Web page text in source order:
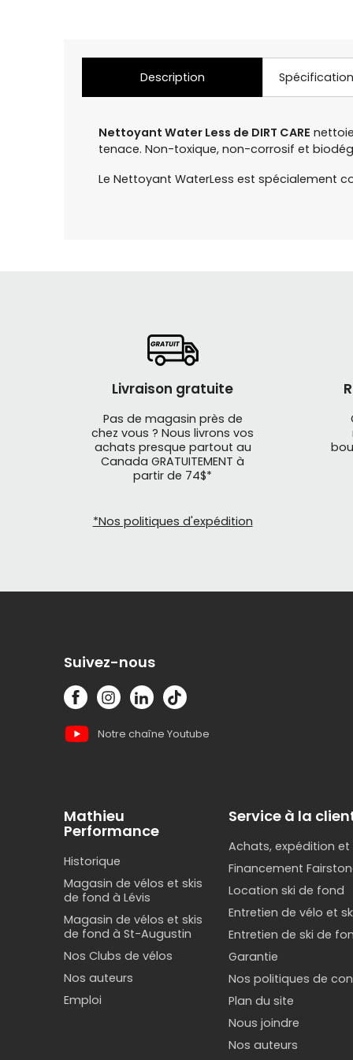
Description
Nettoyant Water Less de DIRT CARE
tenace. Non-toxique, non-corrosif et
Le Nettoyant WaterLess est spécialement
Livraison gratuite
Pas de magasin près de
chez vous ? Nous livrons vos
achats presque partout au
Canada GRATUITEMENT à
partir de 74$*
*Nos politiques d'expédition
Suivez-nous
Notre chaîne Youtube
Mathieu
Performance
Historique
Magasin de vélos et skis
de fond à Lévis
Magasin de vélos et skis
de fond à St-Augustin
Nos Clubs de vélos
Nos auteurs
Emploi
Service à la
Achats, expédition et
Financement
Location ski de fond
Entretien de vélo et
Entretien de ski de
Garantie
Nos politiques de
Plan du site
Nous joindre
Nos auteurs